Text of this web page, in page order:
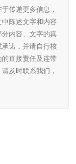
传递更多信息，
陈述文字和内容
内容、文字的真
诺，并请自行核
直接责任及连带
及时联系我们，